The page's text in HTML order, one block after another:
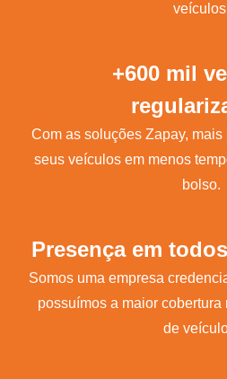
+600 mil
Com as soluções Zapay,
seus veículos em menos
bolso.
Presença em
Somos uma empresa
possuímos a maior
de